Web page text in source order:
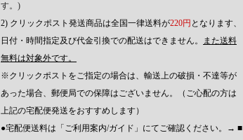
す。)
2) クリックポスト発送商品は全国一律送料が220円 となります、
日付・時間指定及び代金引換での配送はできません。
また送料
無料は対象外です。
※クリックポストをご指定の場合は、輸送上の破損・不達等が
あった場合、郵便局での保障はございません。（ご心配の方は
上記の宅配便発送をおすすめします）
●宅配便送料は「ご利用案内/ガイド」にてご確認ください。→ ■